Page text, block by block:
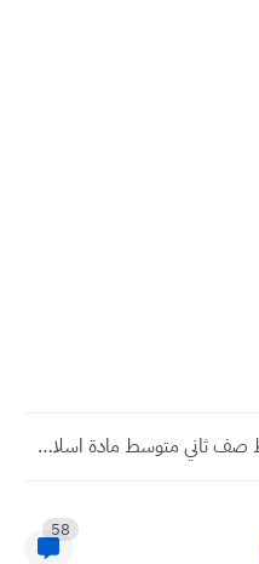
اسئلة فقط صف ثاني متوسط مادة اسلامية نهاية الكورس الثاني...
58